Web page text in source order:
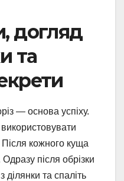
догляд
та
— основа успіху.
Після кожного куща
після обрізки
ділянки та спаліть